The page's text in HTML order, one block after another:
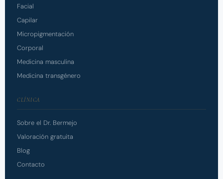
Facial
Capilar
Micropigmentación
Corporal
Medicina masculina
Medicina transgénero
CLÍNICA
Sobre el Dr. Bermejo
Valoración gratuita
Blog
Contacto